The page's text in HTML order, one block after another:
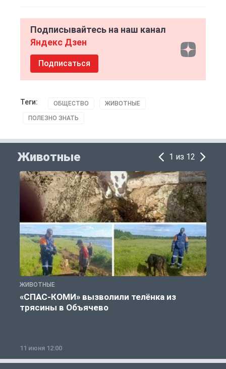
Подписывайтесь на наш канал
Яндекс Дзен
Подписаться
Теги: ОБЩЕСТВО ЖИВОТНЫЕ
ПОЛЕЗНО ЗНАТЬ
Животные 1 из 12
ЖИВОТНЫЕ
«СПАС-КОМИ» вызволили телёнка из
трясины в Объячево
11 июня 12:00